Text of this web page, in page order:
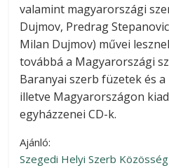
valamint magyarországi
Dujmov, Predrag
Milan Dujmov) művei
továbbá a Magyarországi
Baranyai szerb füzetek és
illetve Magyarországon
egyházzenei CD-k.
Ajánló:
Szegedi Helyi Szerb Közösség